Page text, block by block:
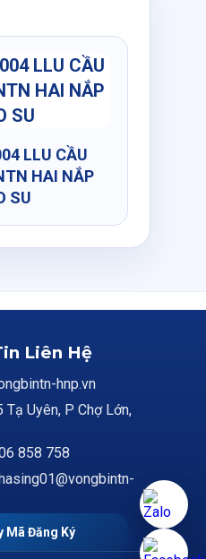
LLU CẦU
HAI NẮP
SU
Liên Hệ
hnp.vn
Uyên, P Chợ Lớn,
858 758
Mã Đăng Ký